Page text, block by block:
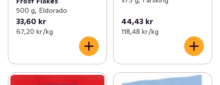
500 g, Eldorado
33,60 kr
67,20 kr /kg
44,43 kr
118,48 kr /kg